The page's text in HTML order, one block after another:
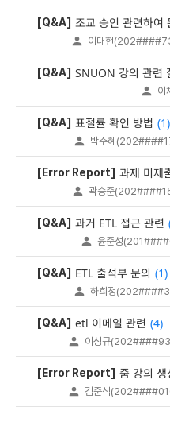
[Q&A] 조교 승인 관련하여
이대현
[Q&A] SNUON 강의 관련
이
[Q&A] 표절률 확인 방법 (1)
박주혜
[Error Report] 과제 미제
곽승준
[Q&A] 과거 ETL 접근 관련
윤준성
[Q&A] ETL 출석부 문의 (1)
하희정
[Q&A] etl 이메일 관련 (4)
이성규
[Error Report] 줌 강의
김준석